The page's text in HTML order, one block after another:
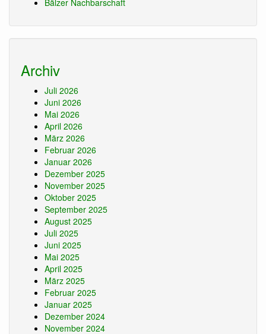
Bälzer Nachbarschaft
Archiv
Juli 2026
Juni 2026
Mai 2026
April 2026
März 2026
Februar 2026
Januar 2026
Dezember 2025
November 2025
Oktober 2025
September 2025
August 2025
Juli 2025
Juni 2025
Mai 2025
April 2025
März 2025
Februar 2025
Januar 2025
Dezember 2024
November 2024